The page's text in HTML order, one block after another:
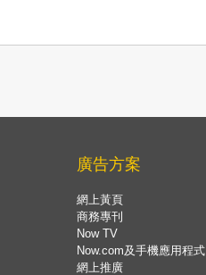
廣告方案
網上黃頁
商務專刊
Now TV
Now.com及手機應用程式
網上推廣